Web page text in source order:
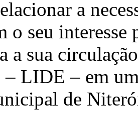
a
o seu interesse
a sua
LIDE – em
de